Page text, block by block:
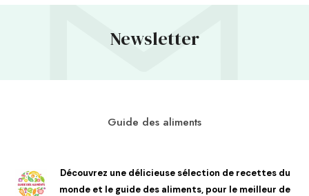
Newsletter
Guide des aliments
Découvrez une délicieuse sélection de recettes du
monde et le guide des aliments, pour le meilleur de